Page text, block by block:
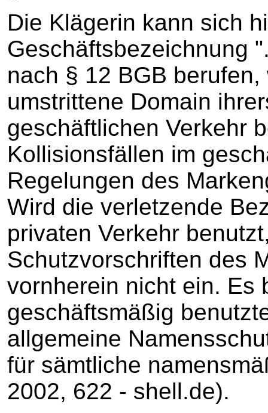
Die Klägerin kann sich
Geschäftsbezeichnung
nach § 12 BGB
umstrittene Domain
geschäftlichen Verkehr
Kollisionsfällen im
Regelungen des
Wird die verletzende
privaten Verkehr
Schutzvorschriften des
vornherein nicht ein. Es
geschäftsmäßig
allgemeine
für sämtliche
2002, 622 - shell.de).